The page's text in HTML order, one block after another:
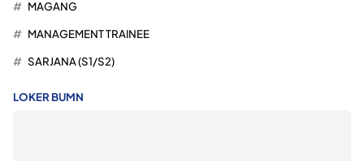
MAGANG
MANAGEMENT TRAINEE
SARJANA (S1/S2)
LOKER BUMN